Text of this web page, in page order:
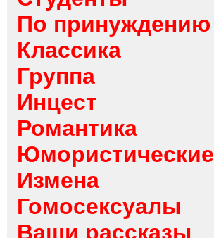
По принуждению
Классика
Группа
Инцест
Романтика
Юмористические
Измена
Гомосексуалы
Ваши рассказы